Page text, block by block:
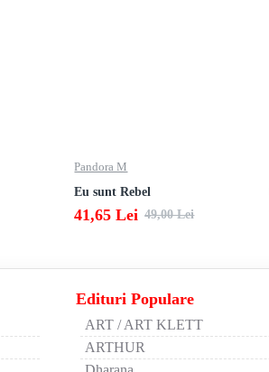
Pandora M
Eu sunt Rebel
41,65 Lei 49,00 Lei
Edituri Populare
ART / ART KLETT
ARTHUR